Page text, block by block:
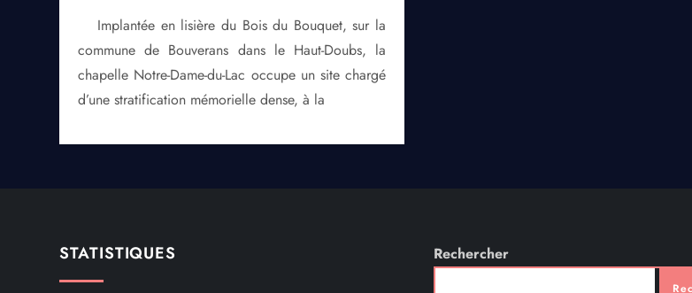
Implantée en lisière du Bois du Bouquet, sur la
commune de Bouverans dans le Haut-Doubs, la
chapelle Notre-Dame-du-Lac occupe un site chargé
d’une stratification mémorielle dense, à la
STATISTIQUES Rechercher